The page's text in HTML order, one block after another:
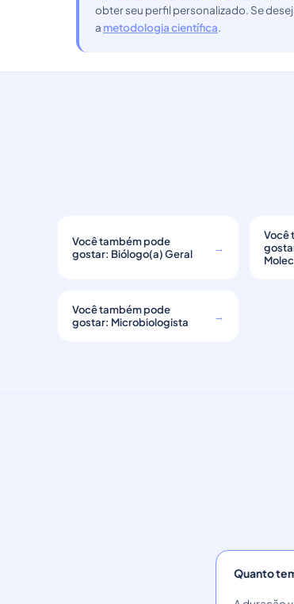
obter seu perfil personalizado. Se
a metodologia científica.
Você também pode
gostar: Biólogo(a) Geral
→
Você
Você também pode
gostar: Microbiologista
→
Quanto